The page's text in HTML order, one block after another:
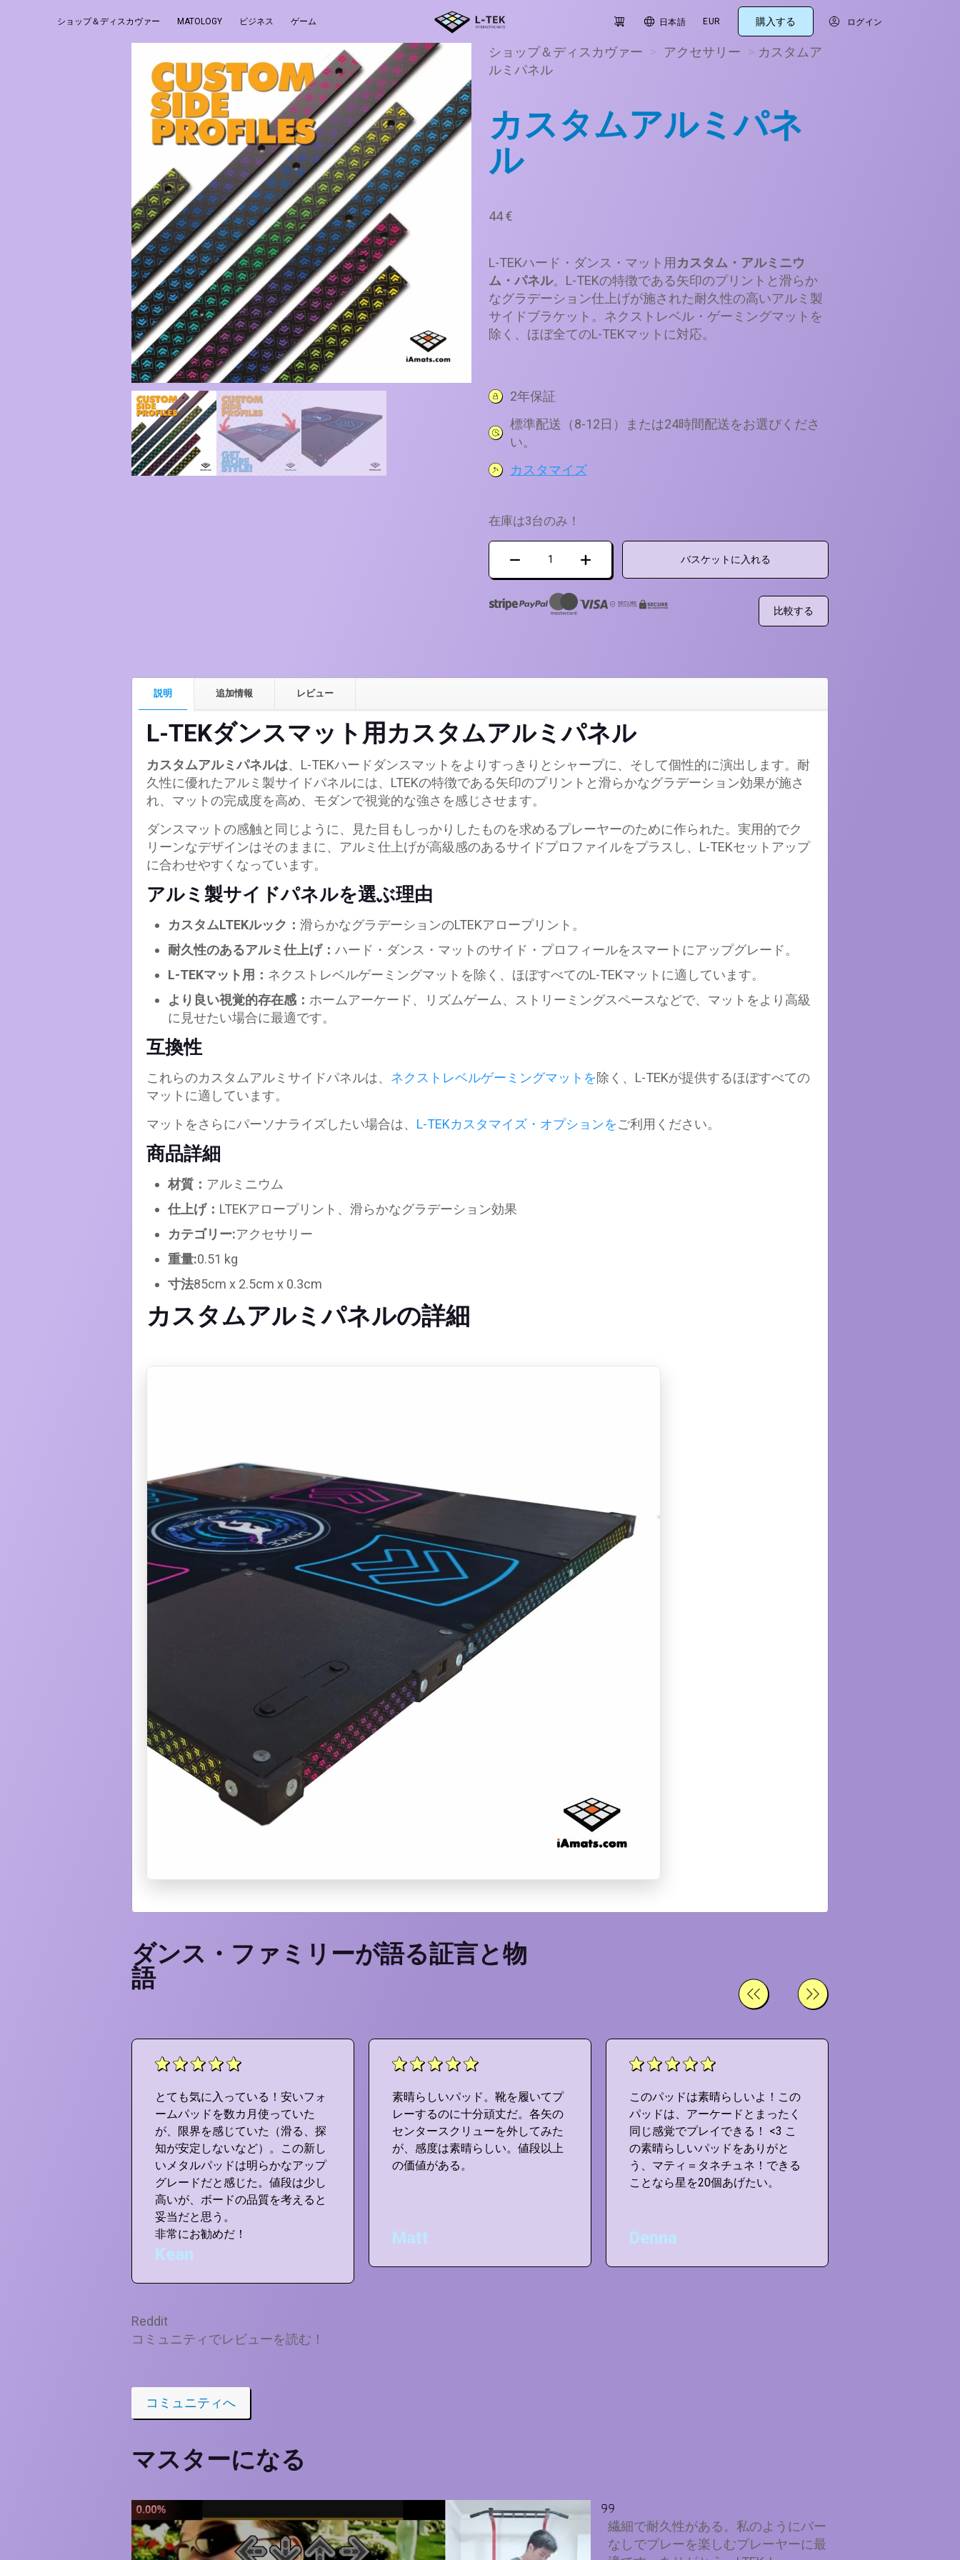
ショップ＆ディスカヴァー MATOLOGY ビジネス ゲーム 日本語 EUR 購入する ログイン
ショップ＆ディスカヴァー > アクセサリー > カスタムア
ルミパネル
カスタムアルミパネ
ル
44€
L-TEKハード・ダンス・マット用 カスタム・アルミニウ
ム・パネル。L-TEKの特徴である矢印のプリントと滑らか
なグラデーション仕上げが施された耐久性の高いアルミ製
サイドブラケット。ネクストレベル・ゲーミングマットを
除く、ほぼ全てのL-TEKマットに対応。
2年保証
標準配送（8-12日）または24時間配送をお選びくださ
い。
カスタマイズ
在庫は3台のみ！
カ
タ
ム
ル
個
バスケットに入れる
比較する
説明 追加情報 レビュー
L-TEKダンスマット用カスタムアルミパネル
カスタムアルミパネルは、L-TEKハードダンスマットをよりすっきりとシャープに、そして個性的に演出します。耐
久性に優れたアルミ製サイドパネルには、LTEKの特徴である矢印のプリントと滑らかなグラデーション効果が施さ
れ、マットの完成度を高め、モダンで視覚的な強さを感じさせます。
ダンスマットの感触と同じように、見た目もしっかりしたものを求めるプレーヤーのために作られた。実用的でク
リーンなデザインはそのままに、アルミ仕上げが高級感のあるサイドプロファイルをプラスし、L-TEKセットアップ
に合わせやすくなっています。
アルミ製サイドパネルを選ぶ理由
カスタムLTEKルック： 滑らかなグラデーションのLTEKアロープリント。
耐久性のあるアルミ仕上げ： ハード・ダンス・マットのサイド・プロフィールをスマートにアップグレード。
L-TEKマット用： ネクストレベルゲーミングマットを除く、ほぼすべてのL-TEKマットに適しています。
より良い視覚的存在感： ホームアーケード、リズムゲーム、ストリーミングスペースなどで、マットをより高級
に見せたい場合に最適です。
互換性
これらのカスタムアルミサイドパネルは、 ネクストレベルゲーミングマットを除く、L-TEKが提供するほぼすべての
マットに適しています。
マットをさらにパーソナライズしたい場合は、 L-TEKカスタマイズ・オプションをご利用ください。
商品詳細
材質： アルミニウム
仕上げ： LTEKアロープリント、滑らかなグラデーション効果
カテゴリー:アクセサリー
重量:0.51 kg
寸法85cm x 2.5cm x 0.3cm
カスタムアルミパネルの詳細
ダンス・ファミリーが語る証言と物
語
とても気に入っている！安いフォ
ームパッドを数カ月使っていた
が、限界を感じていた（滑る、探
知が安定しないなど）。この新し
いメタルパッドは明らかなアップ
グレードだと感じた。値段は少し
高いが、ボードの品質を考えると
妥当だと思う。
非常にお勧めだ！
Kean
素晴らしいパッド。靴を履いてプ
レーするのに十分頑丈だ。各矢の
センタースクリューを外してみた
が、感度は素晴らしい。値段以上
の価値がある。
Matt
このパッドは素晴らしいよ！この
パッドは、アーケードとまったく
同じ感覚でプレイできる！ <3 こ
の素晴らしいパッドをありがと
う、マティ＝タネチュネ！できる
ことなら星を20個あげたい。
Denna
Reddit
コミュニティでレビューを読む！
コミュニティへ
マスターになる
繊細で耐久性がある。私のようにバー
なしでプレーを楽しむプレーヤーに最